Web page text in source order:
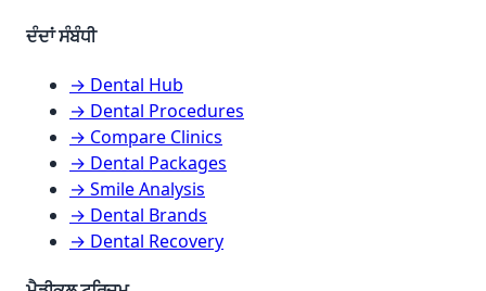
ਦੰਦਾਂ ਸੰਬੰਧੀ
→ Dental Hub
→ Dental Procedures
→ Compare Clinics
→ Dental Packages
→ Smile Analysis
→ Dental Brands
→ Dental Recovery